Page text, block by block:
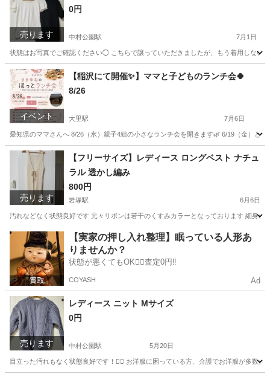
売ります
0円
中村公園駅 7月1日
状態はお写真でご確認ください◯ こちらで譲っていただきましたが、もう着用しな
愛知 名古屋市 中村公園駅 Tシャツ セット
イベント
【稲沢にて開催✨️】ママと子どものランチ会🍀
8/26
大里駅 7月6日
愛知県のママさんへ 8/26（水）親子4組の小さなランチ会を開きます🌿 6/19（金）と
愛知 稲沢市 大里駅 地域/お祭り
売ります
【フリーサイズ】レディース ロングベスト ナチュ
ラル 透かし編み
800円
岩塚駅 6月6日
汚れなどなく状態良好です 元々リボンは若干のくすみカラーとなっております 細身
愛知 名古屋市 岩塚駅 その他 ベスト
【実家の押し入れ整理】眠っている人形あ
りませんか？
状態が悪くてもOK🙆‍♀️査定0円‼️
COYASH Ad
売ります
レディース ニット Mサイズ
0円
中村公園駅 5月20日
目立った汚れもなく状態良好です！🙆‍♀️ お洋服に困っている方、介護でお洋服が多数